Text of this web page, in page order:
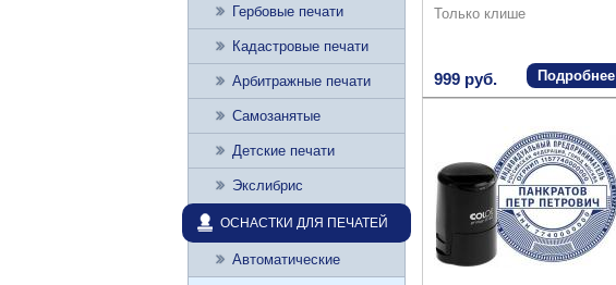
Только клише
999 руб. Подробнее
Гербовые печати
Кадастровые печати
Арбитражные печати
Самозанятые
Детские печати
Экслибрис
ОСНАСТКИ ДЛЯ ПЕЧАТЕЙ
Автоматические